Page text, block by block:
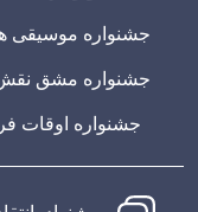
جشنواره موسیقی
جشنواره مشق نقش
جشنواره اوقات